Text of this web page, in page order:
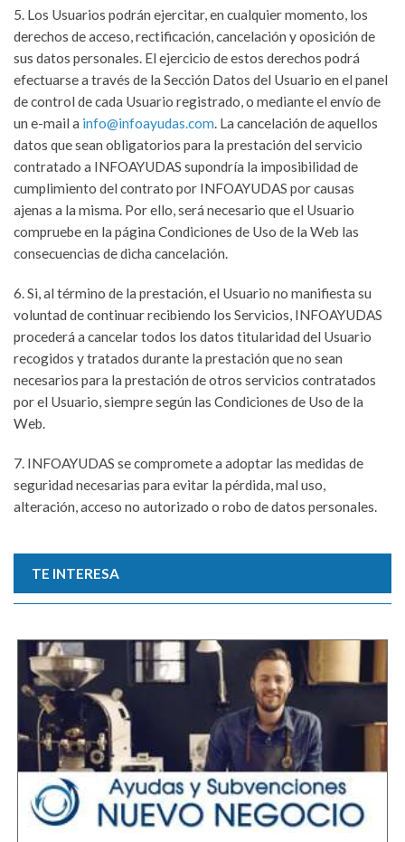
5. Los Usuarios podrán ejercitar, en cualquier momento, los
derechos de acceso, rectificación, cancelación y oposición de
sus datos personales. El ejercicio de estos derechos podrá
efectuarse a través de la Sección Datos del Usuario en el panel
de control de cada Usuario registrado, o mediante el envío de
un e-mail a info@infoayudas.com . La cancelación de aquellos
datos que sean obligatorios para la prestación del servicio
contratado a INFOAYUDAS supondría la imposibilidad de
cumplimiento del contrato por INFOAYUDAS por causas
ajenas a la misma. Por ello, será necesario que el Usuario
compruebe en la página Condiciones de Uso de la Web las
consecuencias de dicha cancelación.
6. Si, al término de la prestación, el Usuario no manifiesta su
voluntad de continuar recibiendo los Servicios, INFOAYUDAS
procederá a cancelar todos los datos titularidad del Usuario
recogidos y tratados durante la prestación que no sean
necesarios para la prestación de otros servicios contratados
por el Usuario, siempre según las Condiciones de Uso de la
Web.
7. INFOAYUDAS se compromete a adoptar las medidas de
seguridad necesarias para evitar la pérdida, mal uso,
alteración, acceso no autorizado o robo de datos personales.
TE INTERESA